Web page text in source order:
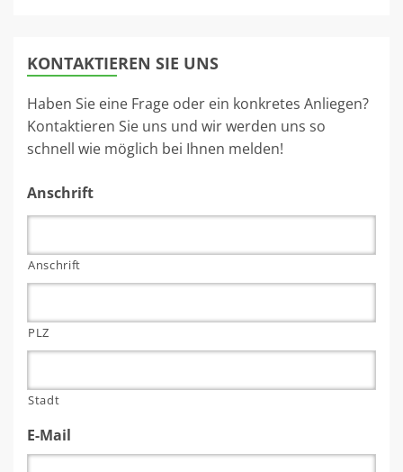
KONTAKTIEREN SIE UNS
Haben Sie eine Frage oder ein konkretes Anliegen?
Kontaktieren Sie uns und wir werden uns so
schnell wie möglich bei Ihnen melden!
Anschrift
Anschrift
PLZ
Stadt
E-Mail